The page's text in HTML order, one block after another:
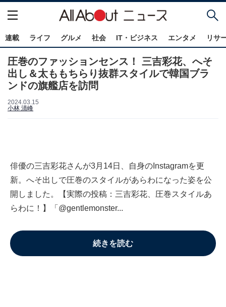
連載 ライフ グルメ 社会 IT・ビジネス エンタメ リサ
圧巻のファッションセンス！ 三吉彩花、へそ
出し＆太ももちらり抜群スタイルで韓国ブラ
ンドの旗艦店を訪問
2024.03.15
小林 清峰
俳優の三吉彩花さんが3月14日、自身のInstagramを更
新。へそ出しで圧巻のスタイルがあらわになった姿を公
開しました。【実際の投稿：三吉彩花、圧巻スタイルあ
らわに！】「@gentlemonster...
続きを読む